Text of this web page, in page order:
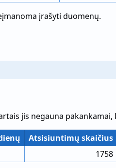
įrašyti duomenų.
jis negauna pakankamai,
Atsisiuntimų skaičius
1758